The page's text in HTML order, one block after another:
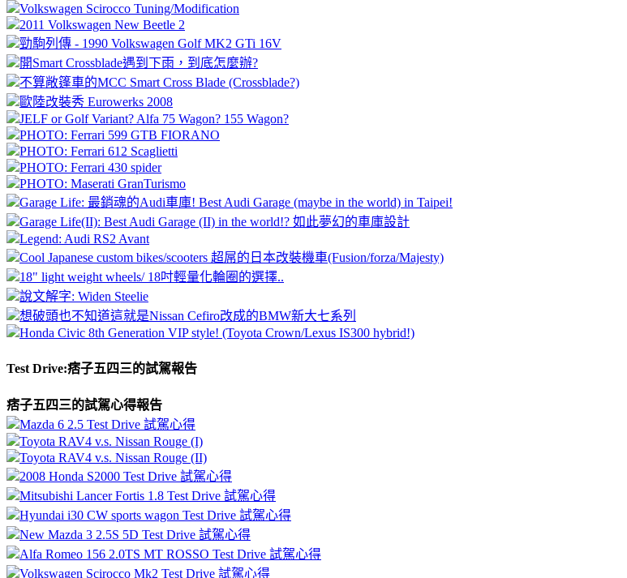
Volkswagen Scirocco Tuning/Modification
2011 Volkswagen New Beetle 2
勁駒列傳 - 1990 Volkswagen Golf MK2 GTi 16V
開Smart Crossblade遇到下雨，到底怎麼辦?
不算敞篷車的MCC Smart Cross Blade (Crossblade?)
歐陸改裝秀 Eurowerks 2008
JELF or Golf Variant? Alfa 75 Wagon? 155 Wagon?
PHOTO: Ferrari 599 GTB FIORANO
PHOTO: Ferrari 612 Scaglietti
PHOTO: Ferrari 430 spider
PHOTO: Maserati GranTurismo
Garage Life: 最銷魂的Audi車庫! Best Audi Garage (maybe in the world) in Taipei!
Garage Life(II): Best Audi Garage (II) in the world!? 如此夢幻的車庫設計
Legend: Audi RS2 Avant
Cool Japanese custom bikes/scooters 超屌的日本改裝機車(Fusion/forza/Majesty)
18" light weight wheels/ 18吋輕量化輪圈的選擇..
說文解字: Widen Steelie
想破頭也不知道這就是Nissan Cefiro改成的BMW新大七系列
Honda Civic 8th Generation VIP style! (Toyota Crown/Lexus IS300 hybrid!)
Test Drive:痞子五四三的試駕報告
痞子五四三的試駕心得報告
Mazda 6 2.5 Test Drive 試駕心得
Toyota RAV4 v.s. Nissan Rouge (I)
Toyota RAV4 v.s. Nissan Rouge (II)
2008 Honda S2000 Test Drive 試駕心得
Mitsubishi Lancer Fortis 1.8 Test Drive 試駕心得
Hyundai i30 CW sports wagon Test Drive 試駕心得
New Mazda 3 2.5S 5D Test Drive 試駕心得
Alfa Romeo 156 2.0TS MT ROSSO Test Drive 試駕心得
Volkswagen Scirocco Mk2 Test Drive 試駕心得